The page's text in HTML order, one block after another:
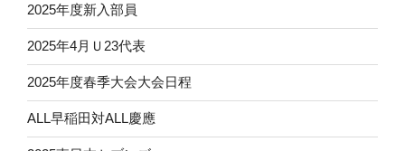
2025年度新入部員
2025年4月Ｕ23代表
2025年度春季大会大会日程
ALL早稲田対ALL慶應